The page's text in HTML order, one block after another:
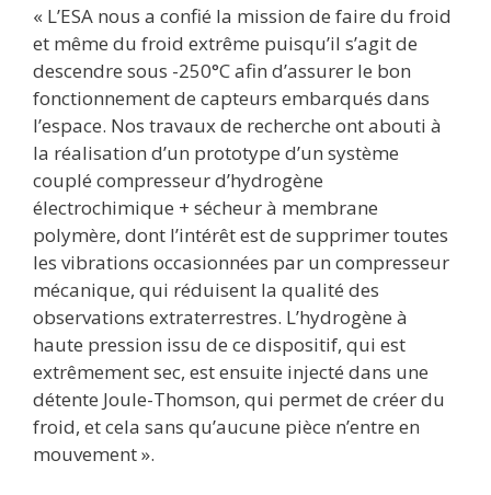
« L’ESA nous a confié la mission de faire du froid
et même du froid extrême puisqu’il s’agit de
descendre sous -250°C afin d’assurer le bon
fonctionnement de capteurs embarqués dans
l’espace. Nos travaux de recherche ont abouti à
la réalisation d’un prototype d’un système
couplé compresseur d’hydrogène
électrochimique + sécheur à membrane
polymère, dont l’intérêt est de supprimer toutes
les vibrations occasionnées par un compresseur
mécanique, qui réduisent la qualité des
observations extraterrestres. L’hydrogène à
haute pression issu de ce dispositif, qui est
extrêmement sec, est ensuite injecté dans une
détente Joule-Thomson, qui permet de créer du
froid, et cela sans qu’aucune pièce n’entre en
mouvement ».